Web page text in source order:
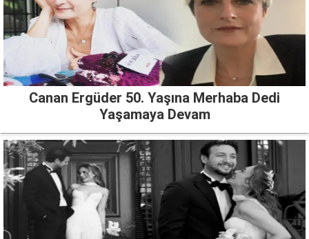
Canan Ergüder 50. Yaşına Merhaba Dedi
Yaşamaya Devam